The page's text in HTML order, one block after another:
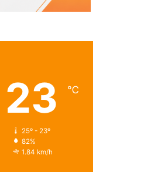
23 ℃
25º - 23º
82%
1.84 km/h